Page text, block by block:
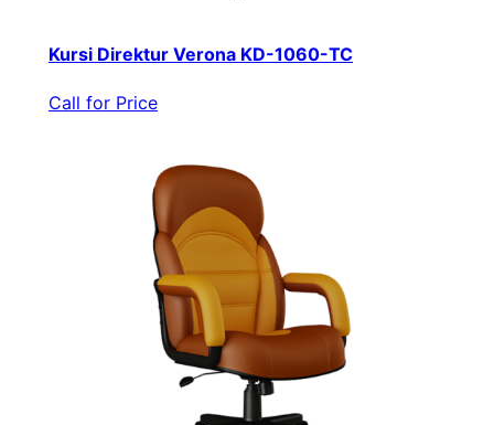
Kursi Direktur Verona KD-1060-TC
Call for Price